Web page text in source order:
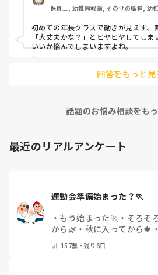
対応にも悩みます。
保育士, 幼稚園教諭, その他の職種, 幼
初めての年長クラスで動きが見えず、
「大丈夫かな？」とヒヤヒヤしてし
いいか悩んでしまいますよね。
「こんなこと聞いたら迷惑かな」と抱
件、どこまで進んだ？」「困ってるこ
「毎日夕方に5分だけ進捗確認の時間
てしまうと、後輩も質問しやすくなり
回答をもっと見
話題のお悩み相談をも
最近のリアルアンケート
運動会準備始まった？🏃
・ もう始まった🏃 ・ そろそ
から🌿 ・ 秋に入ってから🍁
157票・残り6日